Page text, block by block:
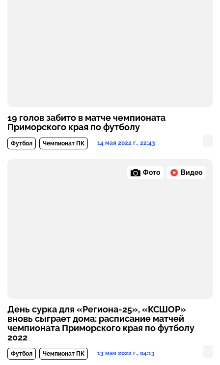
19 голов забито в матче чемпионата
Приморского края по футболу
Футбол Чемпионат ПК 14 мая 2022 г., 22:43
Фото Видео
День сурка для «Региона-25», «КСШОР»
вновь сыграет дома: расписание матчей
чемпионата Приморского края по футболу
2022
Футбол Чемпионат ПК 13 мая 2022 г., 04:13